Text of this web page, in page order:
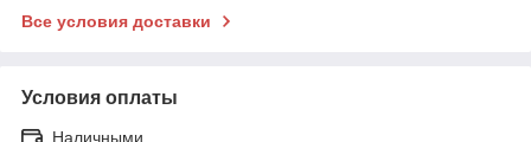
Все условия доставки
Условия оплаты
Наличными